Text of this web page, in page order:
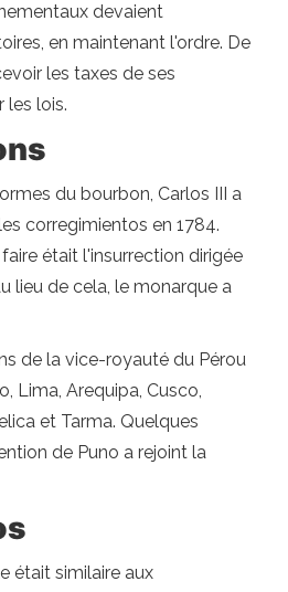
devaient
en maintenant l'ordre. De
les taxes de ses
les lois.
du bourbon, Carlos III a
corregimientos en 1784.
était l'insurrection dirigée
lieu de cela, le monarque a
de la vice-royauté du Pérou
Lima, Arequipa, Cusco,
et Tarma. Quelques
de Puno a rejoint la
était similaire aux